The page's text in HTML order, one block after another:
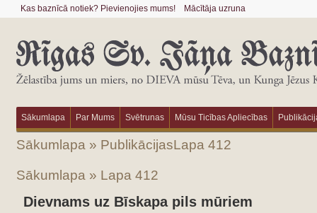
Kas baznīcā notiek? Pievienojies mums! Mācītāja uzruna
Sākumlapa Par Mums Svētrunas Mūsu Ticības Apliecības
Sākumlapa » PublikācijasLapa 412
Sākumlapa » Lapa 412
Dievnams uz Bīskapa pils mūriem